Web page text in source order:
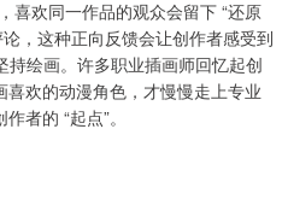
喜欢同一作品的观众会留下 “还原
，这种正向反馈会让创作者感受到
持绘画。许多职业插画师回忆起创
欢的动漫角色，才慢慢走上专业
者的 “起点”。